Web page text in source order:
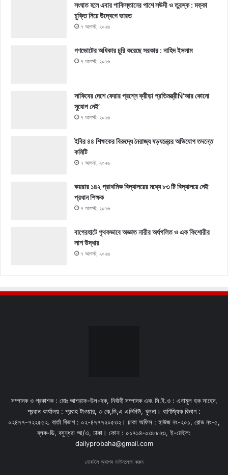
সংঘাত হলে এবার পাকিস্তানের পাশে সউদী ও তুরস্ক : মক্কা
চুক্তি নিয়ে উদ্বেগে ভারত
৭ আগস্ট, ২০২৬
গণভোটের অধিকার চুরি করেছে সরকার : নাহিদ ইসলাম
৭ আগস্ট, ২০২৬
সাকিবের দেশে ফেরার প্রশ্নে ক্রীড়া প্রতিমন্ত্রীÑ‘আর কোনো
সুযোগ নেই’
৭ আগস্ট, ২০২৬
ইবির ৪৪ শিক্ষকের বিরুদ্ধে নৈরাজ্য ষড়যন্ত্রের অভিযোগ তদন্তে
কমিটি
৭ আগস্ট, ২০২৬
কয়রার ১৪২ প্রাথমিক বিদ্যালয়ের মধ্যে ৮৩ টি বিদ্যালয়ে নেই
প্রধান শিক্ষক
৭ আগস্ট, ২০২৬
বাগেরহাটে পৃথকভাবে অজ্ঞাত নারীর অর্ধগলিত ও এক কিশোরীর
লাশ উদ্ধার
৭ আগস্ট, ২০২৬
সম্পাদক ও প্রকাশক : মোঃ আশরাফ-উল-হক, নির্বাহী সম্পাদক এবং সি.ই.ও : এনামুল হক সাহেদ,
প্রধান কার্যালয় : প্রবাহ টাওয়ার, ৩ কে,ডি,এ এভিনিউ, খুলনা। বাণিজ্যিক বিভাগ :
০২৪৭৭-৭২২৫৫২. বার্তা বিভাগ : ০২-৪৭৭৭২০৫৩২। ঢাকা অফিস : হাউজ নং-২০১, রোড নং-৫,
ব্লক-ডি, বসুন্ধরা আ/এ, ঢাকা। ফোন : ০১৭১৪-০৩৮৮২৩, ই-মেইল:
dailyprobaha@gmail.com
মোবাইল অ্যাপস ডাউনলোড করুন